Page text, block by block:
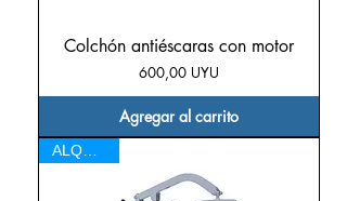
Colchón antiéscaras con motor
Precio
600,00 UYU
Agregar al carrito